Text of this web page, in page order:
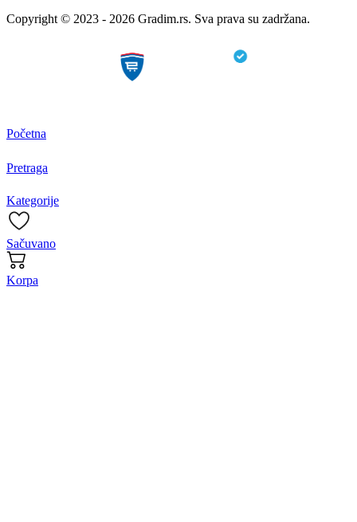
Copyright © 2023 - 2026 Gradim.rs. Sva prava su zadržana.
Početna
Pretraga
Kategorije
Sačuvano
Korpa